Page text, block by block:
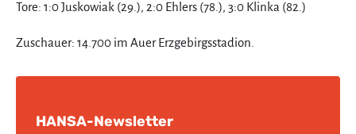
Tore: 1:0 Juskowiak (29.), 2:0 Ehlers (78.), 3:0 Klinka (82.)
Zuschauer: 14.700 im Auer Erzgebirgsstadion.
HANSA-Newsletter